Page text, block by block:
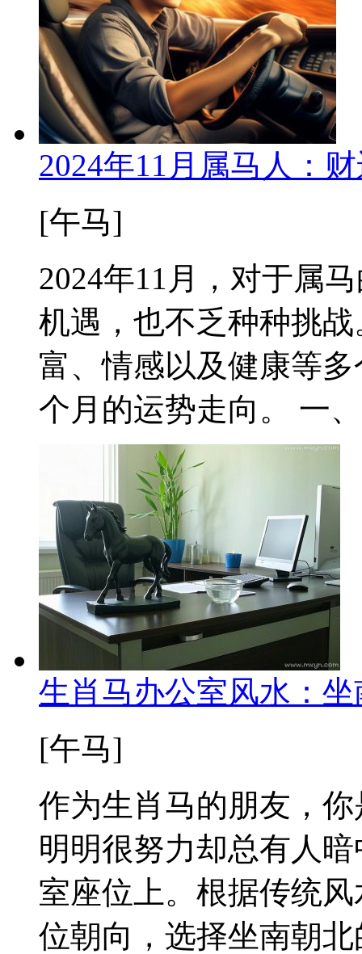
2024年11月属马人：
[午马]
2024年11月，对于属
机遇，也不乏种种挑
富、情感以及健康等
个月的运势走向。 一
生肖马办公室风水：
[午马]
作为生肖马的朋友，
明明很努力却总有人
室座位上。根据传统
位朝向，选择坐南朝